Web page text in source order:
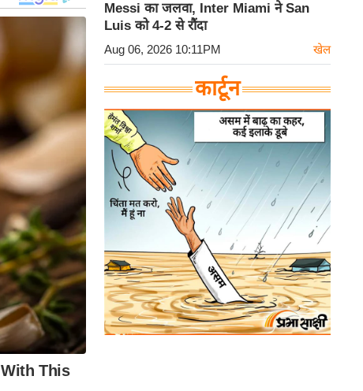
Messi का जलवा, Inter Miami ने San
Luis को 4-2 से रौंदा
Aug 06, 2026 10:11PM खेल
कार्टून